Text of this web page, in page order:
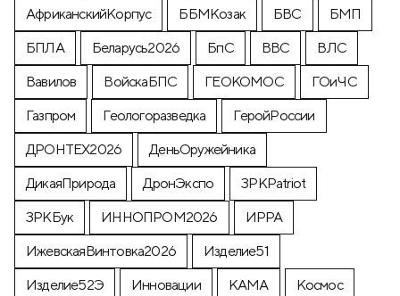
АфриканскийКорпус
ББМКозак БВС
БМП
БПЛА
Беларусь2026 БпС ВВС
ВЛС
Вавилов
ВойскаБПС ГЕОКОМОС
ГОиЧС
Газпром
Геологоразведка
ГеройРоссии
ДРОНТЕХ2026
ДеньОружейника
ДикаяПрирода
ДронЭкспо
ЗРКPatriot
ЗРКБук
ИННОПРОМ2026
ИРРА
ИжевскаяВинтовка2026
Изделие51
Изделие52Э
Инновации КАМА
Космос